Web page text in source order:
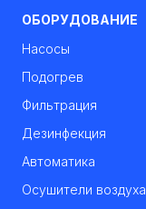
ОБОРУДОВАНИЕ
Насосы
Подогрев
Фильтрация
Дезинфекция
Автоматика
Осушители воздуха